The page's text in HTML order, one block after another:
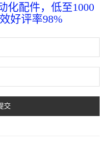
化配件，低至1000
好评率98%